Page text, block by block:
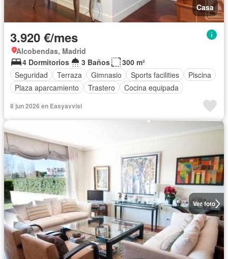
Casa
3.920 €/mes
Alcobendas, Madrid
4 Dormitorios
3 Baños
300 m²
Seguridad
Terraza Gimnasio Sports facilities
Piscina
Plaza aparcamiento
Trastero Cocina equipada
8 jun 2026 en Easyavvisi
Ver foto